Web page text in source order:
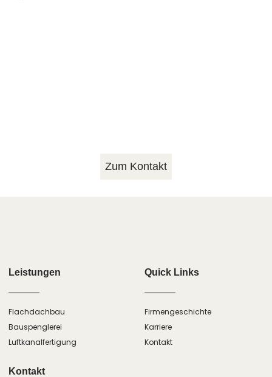
Zum Kontakt
Leistungen
Flachdachbau
Bauspenglerei
Luftkanalfertigung
Quick Links
Firmengeschichte
Karriere
Kontakt
Kontakt